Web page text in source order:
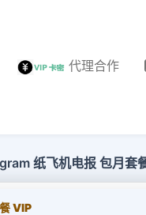
代理合作
纸飞机电报 包月套
VIP